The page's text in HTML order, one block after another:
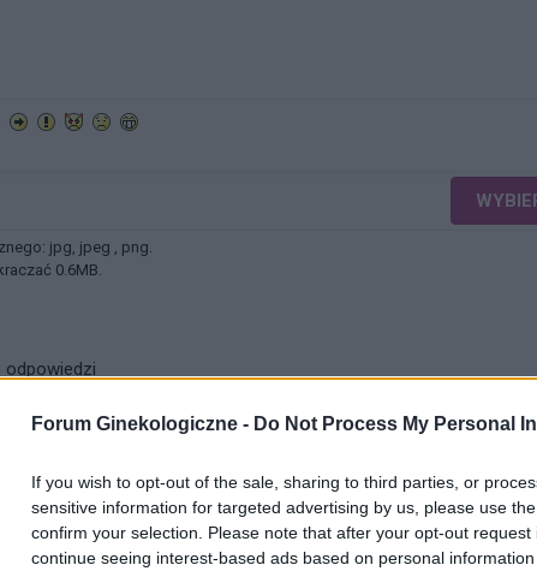
Forum Ginekologiczne - Do Not Process My Personal
If you wish to opt-out of the sale, sharing to third parties, or
sensitive information for targeted advertising by us, please use
confirm your selection. Please note that after your opt-out
continue seeing interest-based ads based on personal
jpg, jpeg , png.
0.6MB.
odpowiedzi